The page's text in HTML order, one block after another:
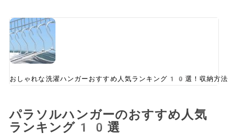
おしゃれな洗濯ハンガーおすすめ人気ランキング10選！収納方
パラソルハンガーのおすすめ人気
ランキング10選